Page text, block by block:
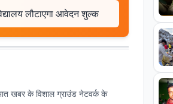
लौटाएगा आवेदन शुल्क
खबर के विशाल ग्राउंड नेटवर्क के